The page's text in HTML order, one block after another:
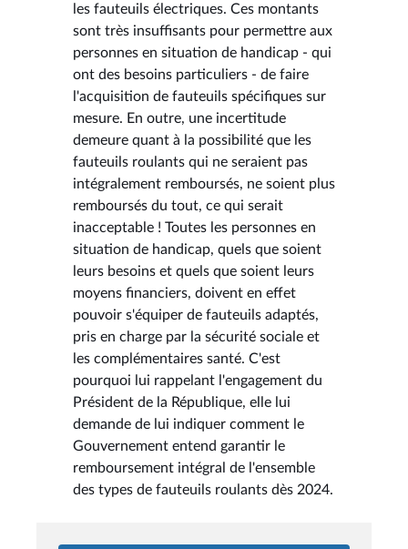
les fauteuils électriques. Ces montants
sont très insuffisants pour permettre aux
personnes en situation de handicap - qui
ont des besoins particuliers - de faire
l'acquisition de fauteuils spécifiques sur
mesure. En outre, une incertitude
demeure quant à la possibilité que les
fauteuils roulants qui ne seraient pas
intégralement remboursés, ne soient plus
remboursés du tout, ce qui serait
inacceptable ! Toutes les personnes en
situation de handicap, quels que soient
leurs besoins et quels que soient leurs
moyens financiers, doivent en effet
pouvoir s'équiper de fauteuils adaptés,
pris en charge par la sécurité sociale et
les complémentaires santé. C'est
pourquoi lui rappelant l'engagement du
Président de la République, elle lui
demande de lui indiquer comment le
Gouvernement entend garantir le
remboursement intégral de l'ensemble
des types de fauteuils roulants dès 2024.